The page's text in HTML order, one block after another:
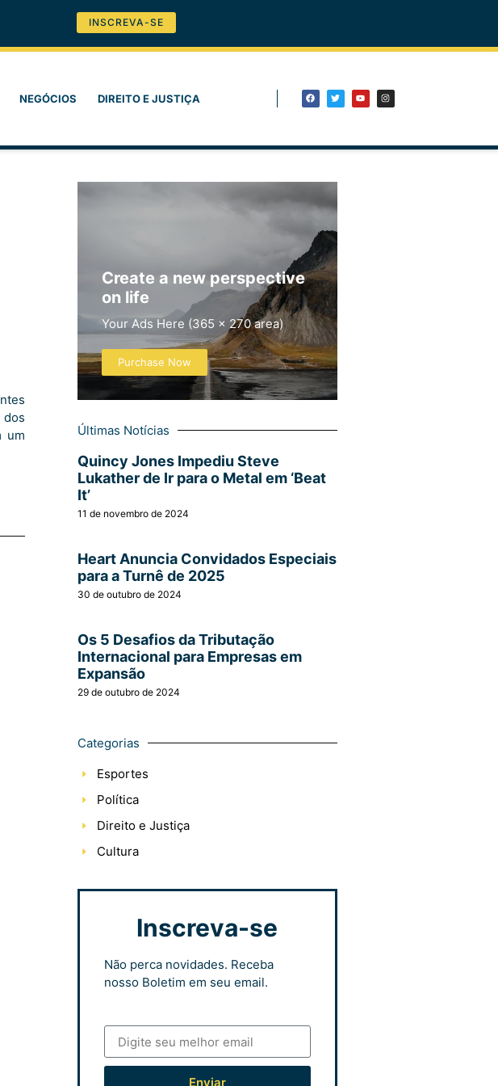
INSCREVA-SE
NEGÓCIOS DIREITO E JUSTIÇA
dos
um
Create a new perspective
on life
Your Ads Here (365 x 270 area)
Purchase Now
Últimas Notícias
Quincy Jones Impediu Steve
Lukather de Ir para o Metal em ‘Beat
It’
11 de novembro de 2024
Heart Anuncia Convidados Especiais
para a Turnê de 2025
30 de outubro de 2024
Os 5 Desafios da Tributação
Internacional para Empresas em
Expansão
29 de outubro de 2024
Categorias
Esportes
Política
Direito e Justiça
Cultura
Inscreva-se
Não perca novidades. Receba
nosso Boletim em seu email.
Enviar